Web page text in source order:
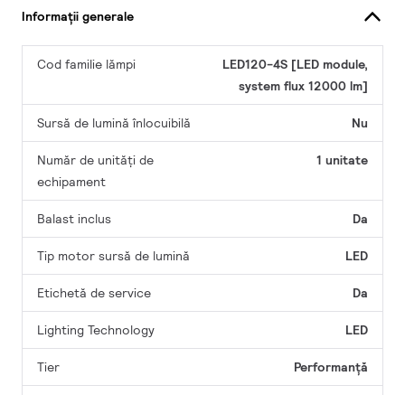
Informații generale
Cod familie lămpi
LED120-4S [LED module,
system flux 12000 lm]
Sursă de lumină înlocuibilă Nu
Număr de unități de
echipament
1 unitate
Balast inclus Da
Tip motor sursă de lumină LED
Etichetă de service Da
Lighting Technology LED
Tier Performanță